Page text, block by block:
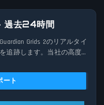
過去24時間
Grids 2のリアルタイ
追跡します。当社の高度
間に送信された接続問
の報告を分析します。現
ォーマンスを過去のデータ
ート